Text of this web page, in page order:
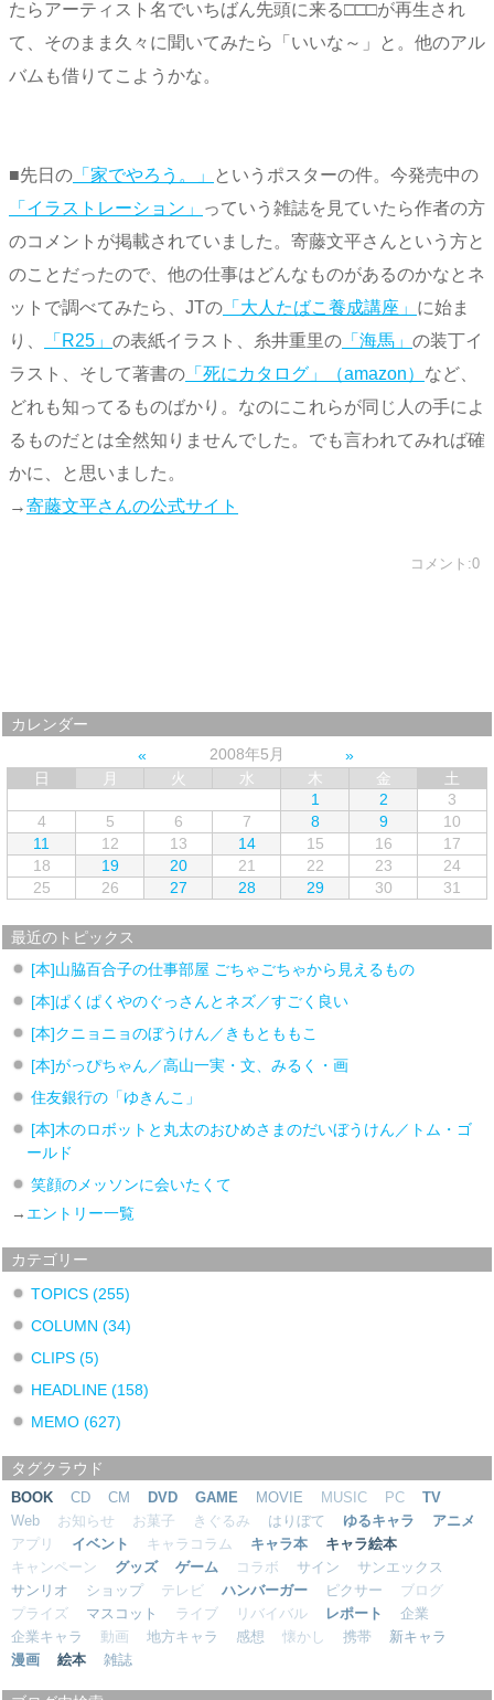
たらアーティスト名でいちばん先頭に来る□□□が再生され
て、そのまま久々に聞いてみたら「いいな～」と。他のアル
バムも借りてこようかな。
■先日の 「家でやろう。」
というポスターの件。今発売中の
「イラストレーション」
っていう雑誌を見ていたら作者の方
のコメントが掲載されていました。寄藤文平さんという方と
のことだったので、他の仕事はどんなものがあるのかなとネ
ットで調べてみたら、JTの 「大人たばこ養成講座」 に始ま
り、
「R25」 の表紙イラスト、糸井重里の 「海馬」 の装丁イ
ラスト、そして著書の 「死にカタログ」（amazon） など、
どれも知ってるものばかり。なのにこれらが同じ人の手によ
るものだとは全然知りませんでした。でも言われてみれば確
かに、と思いました。
→寄藤文平さんの公式サイト
コメント:0
カレンダー
2008年5月
日
月 火 水 木 金
土
1
2
3
4
5 6 7 8 9
10
11
12 13 14 15 16
17
18
19 20 21 22 23
24
25
26 27 28 29 30 31
最近のトピックス
[本]山脇百合子の仕事部屋 ごちゃごちゃから見えるもの
[本]ぱくぱくやのぐっさんとネズ／すごく良い
[本]クニョニョのぼうけん／きもとももこ
[本]がっぴちゃん／高山一実・文、みるく・画
住友銀行の「ゆきんこ」
[本]木のロボットと丸太のおひめさまのだいぼうけん／トム・ゴ
ールド
笑顔のメッソンに会いたくて
→ エントリー一覧
カテゴリー
TOPICS(255)
COLUMN(34)
CLIPS(5)
HEADLINE(158)
MEMO(627)
タグクラウド
BOOK CD CM DVD GAME MOVIE MUSIC PC
TV
Web
お知らせ お菓子 きぐるみ はりぼて ゆるキャラ
アニメ
アプリ
イベント キャラコラム キャラ本
キャラ絵本
キャンペーン
グッズ ゲーム コラボ サイン
サンエックス
サンリオ
ショップ テレビ ハンバーガー ピクサー
ブログ
プライズ
マスコット ライブ リバイバル レポート
企業
企業キャラ
動画 地方キャラ 感想 懐かし 携帯
新キャラ
漫画
絵本 雑誌